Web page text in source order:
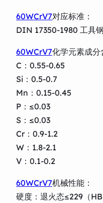
60WCrV7对应标准：
DIN 17350-1980 工具
60WCrV7化学元素成分
C：0.55-0.65
Si：0.5-0.7
Mn：0.15-0.45
P：≤0.03
S：≤0.03
Cr：0.9-1.2
W：1.8-2.1
V：0.1-0.2
60WCrV7机械性能：
硬度：退火态≤229（